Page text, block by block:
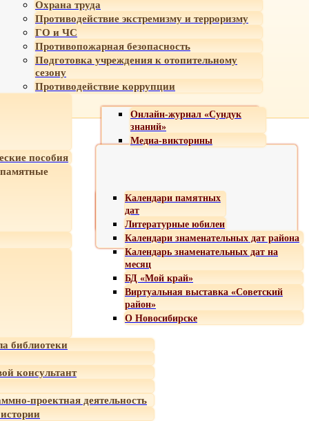
Охрана труда
Противодействие экстремизму и терроризму
ГО и ЧС
Противопожарная безопасность
Подготовка учреждения к отопительному
сезону
Противодействие коррупции
Онлайн-журнал «Сундук
знаний»
Медиа-викторины
пособия
Календари памятных
дат
Литературные юбилеи
Календари знаменательных дат района
Календарь знаменательных дат на
месяц
БД «Мой край»
Виртуальная выставка «Советский
район»
О Новосибирске
библиотеки
консультант
проектная деятельность